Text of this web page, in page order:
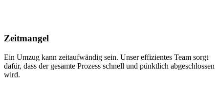
Zeitmangel
Ein Umzug kann zeitaufwändig sein. Unser effizientes Team sorgt
dafür, dass der gesamte Prozess schnell und pünktlich abgeschlossen
wird.